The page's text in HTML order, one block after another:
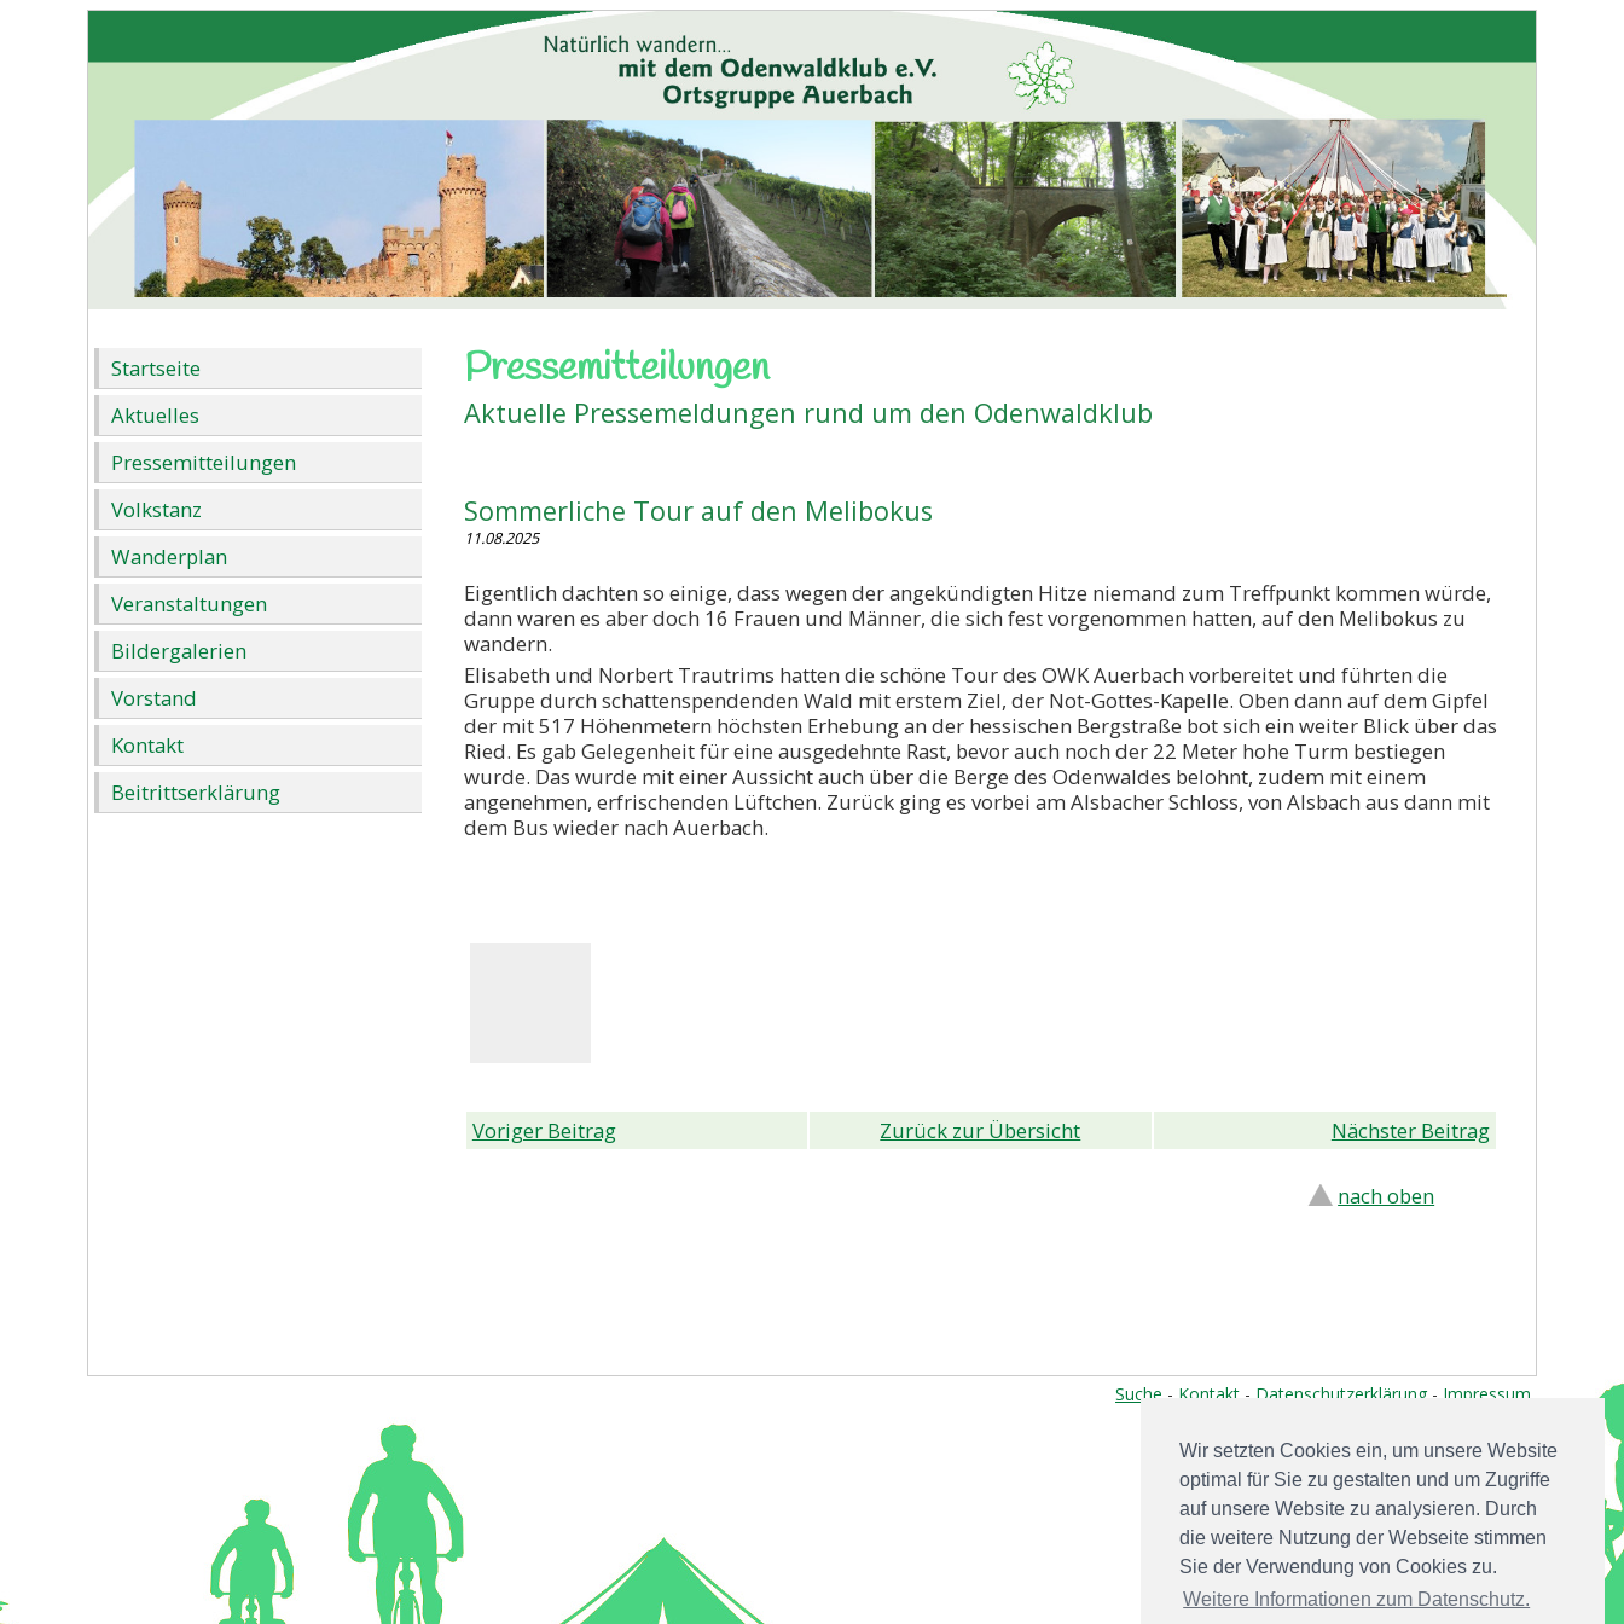
Wir setzten Cookies ein, um unsere Website
optimal für Sie zu gestalten und um Zugriffe
auf unsere Website zu analysieren. Durch
die weitere Nutzung der Webseite stimmen
Sie der Verwendung von Cookies zu.
Weitere Informationen zum Datenschutz.
Startseite
Aktuelles
Pressemitteilungen
Volkstanz
Wanderplan
Veranstaltungen
Bildergalerien
Vorstand
Kontakt
Beitrittserklärung
Pressemitteilungen
Aktuelle Pressemeldungen rund um den Odenwaldklub
Sommerliche Tour auf den Melibokus
11.08.2025
Eigentlich dachten so einige, dass wegen der angekündigten Hitze niemand zum Treffpunkt kommen würde,
dann waren es aber doch 16 Frauen und Männer, die sich fest vorgenommen hatten, auf den Melibokus zu
wandern.
Elisabeth und Norbert Trautrims hatten die schöne Tour des OWK Auerbach vorbereitet und führten die
Gruppe durch schattenspendenden Wald mit erstem Ziel, der Not-Gottes-Kapelle. Oben dann auf dem Gipfel
der mit 517 Höhenmetern höchsten Erhebung an der hessischen Bergstraße bot sich ein weiter Blick über das
Ried. Es gab Gelegenheit für eine ausgedehnte Rast, bevor auch noch der 22 Meter hohe Turm bestiegen
wurde. Das wurde mit einer Aussicht auch über die Berge des Odenwaldes belohnt, zudem mit einem
angenehmen, erfrischenden Lüftchen. Zurück ging es vorbei am Alsbacher Schloss, von Alsbach aus dann mit
dem Bus wieder nach Auerbach.
Voriger Beitrag Zurück zur Übersicht Nächster Beitrag
nach oben
Suche - Kontakt - Datenschutzerklärung- Impressum